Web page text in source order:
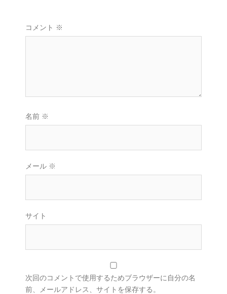
コメント ※
名前 ※
メール ※
サイト
次回のコメントで使用するためブラウザーに自分の名
前、メールアドレス、サイトを保存する。